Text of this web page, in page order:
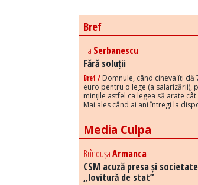
Bref
Tia Serbanescu
Fără soluții
Bref / Domnule, când cineva îți dă
euro pentru o lege (a salarizării),
mințile astfel ca legea să arate
Mai ales când ai ani întregi la
Media Culpa
BrîndușaArmanca
CSM acuză presa și
„lovitură de stat”